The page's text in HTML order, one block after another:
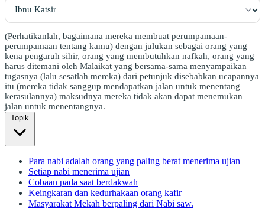
(Perhatikanlah, bagaimana mereka membuat perumpamaan-
perumpamaan tentang kamu) dengan julukan sebagai orang yang
kena pengaruh sihir, orang yang membutuhkan nafkah, orang yang
harus ditemani oleh Malaikat yang bersama-sama menyampaikan
tugasnya (lalu sesatlah mereka) dari petunjuk disebabkan ucapannya
itu (mereka tidak sanggup mendapatkan jalan untuk menentang
kerasulannya) maksudnya mereka tidak akan dapat menemukan
jalan untuk menentangnya.
Topik
Para nabi adalah orang yang paling berat menerima ujian
Setiap nabi menerima ujian
Cobaan pada saat berdakwah
Keingkaran dan kedurhakaan orang kafir
Masyarakat Mekah berpaling dari Nabi saw.